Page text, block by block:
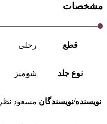
مشخصات
قطع رحلی
نوع جلد شومیز
نویسنده/نویسندگان مسعود نظر